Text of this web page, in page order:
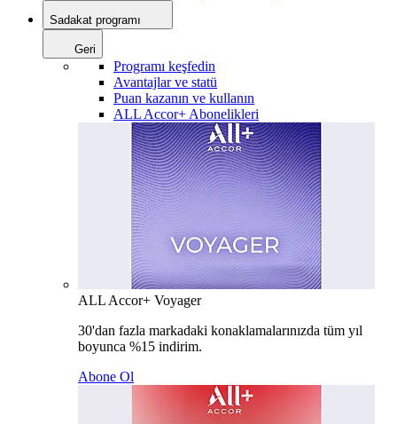
Sadakat programı
Geri
Programı keşfedin
Avantajlar ve statü
Puan kazanın ve kullanın
ALL Accor+ Abonelikleri
ALL Accor+ Voyager
30'dan fazla markadaki konaklamalarınızda tüm yıl
boyunca %15 indirim.
Abone Ol